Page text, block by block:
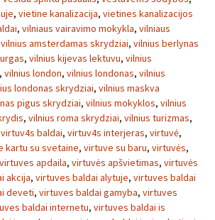
, vietine kanalizacija, vietines kanalizacijos
, vilniaus vairavimo mokykla, vilniaus
vilnius amsterdamas skrydziai, vilnius berlynas
, vilnius kijevas lektuvu, vilnius
, vilnius london, vilnius londonas, vilnius
londonas skrydziai, vilnius maskva
pigus skrydziai, vilnius mokyklos, vilnius
, vilnius roma skrydziai, vilnius turizmas,
virtuv4s baldai, virtuv4s interjeras, virtuvė,
kartu su svetaine, virtuve su baru, virtuvės,
virtuves apdaila, virtuvės apšvietimas, virtuvės
akcija, virtuves baldai alytuje, virtuves baldai
deveti, virtuves baldai gamyba, virtuves
baldai internetu, virtuves baldai is